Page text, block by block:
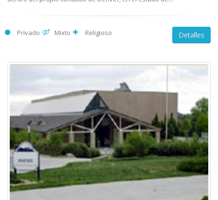
Detalles
Privado Mixto Religioso